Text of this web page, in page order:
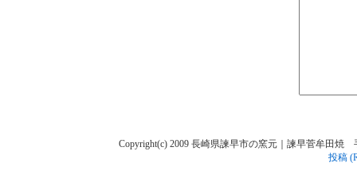
Copyright(c) 2009 長崎県諫早市の窯元｜諫早菅牟田焼
投稿